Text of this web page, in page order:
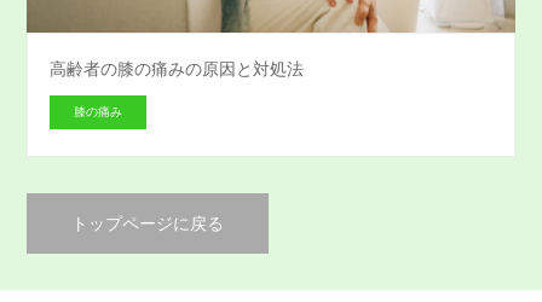
高齢者の膝の痛みの原因と対処法
膝の痛み
トップページに戻る